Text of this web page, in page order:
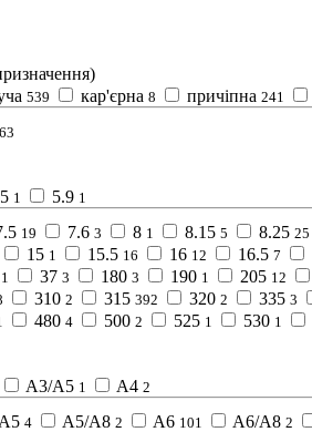
539 кар'єрна 8 причіпна 241
1 5.9 1
19 7.6 3 8 1 8.15 5 8.25 25
15 1 15.5 16 16 12 16.5 7
1 37 3 180 3 190 1 205 12
310 2 315 392 320 2 335 3
480 4 500 2 525 1 530 1
A3/A5 1 A4 2
4 A5/A8 2 A6 101 A6/A8 2